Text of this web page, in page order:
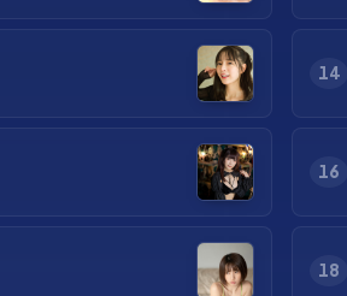
14
16
18